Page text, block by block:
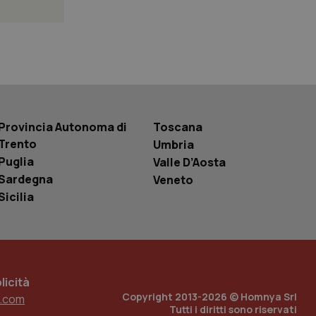
Autonoma di
Toscana
Umbria
Valle D’Aosta
Veneto
Copyright 2013-2026 © Homnya Srl
Tutti i diritti sono riservati
incorporati
di
tenere traccia